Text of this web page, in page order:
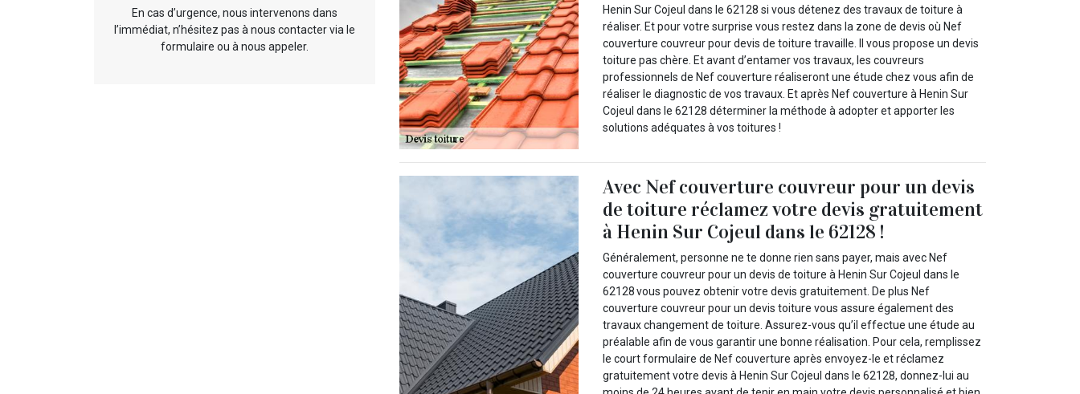
En cas d’urgence, nous intervenons dans
l’immédiat, n’hésitez pas à nous contacter via le
formulaire ou à nous appeler.
Henin Sur Cojeul dans le 62128 si vous détenez des travaux de toiture à
réaliser. Et pour votre surprise vous restez dans la zone de devis où Nef
couverture couvreur pour devis de toiture travaille. Il vous propose un devis
toiture pas chère. Et avant d’entamer vos travaux, les couvreurs
professionnels de Nef couverture réaliseront une étude chez vous afin de
réaliser le diagnostic de vos travaux. Et après Nef couverture à Henin Sur
Cojeul dans le 62128 déterminer la méthode à adopter et apporter les
solutions adéquates à vos toitures !
Avec Nef couverture couvreur pour un devis
de toiture réclamez votre devis gratuitement
à Henin Sur Cojeul dans le 62128 !
Généralement, personne ne te donne rien sans payer, mais avec Nef
couverture couvreur pour un devis de toiture à Henin Sur Cojeul dans le
62128 vous pouvez obtenir votre devis gratuitement. De plus Nef
couverture couvreur pour un devis toiture vous assure également des
travaux changement de toiture. Assurez-vous qu’il effectue une étude au
préalable afin de vous garantir une bonne réalisation. Pour cela, remplissez
le court formulaire de Nef couverture après envoyez-le et réclamez
gratuitement votre devis à Henin Sur Cojeul dans le 62128, donnez-lui au